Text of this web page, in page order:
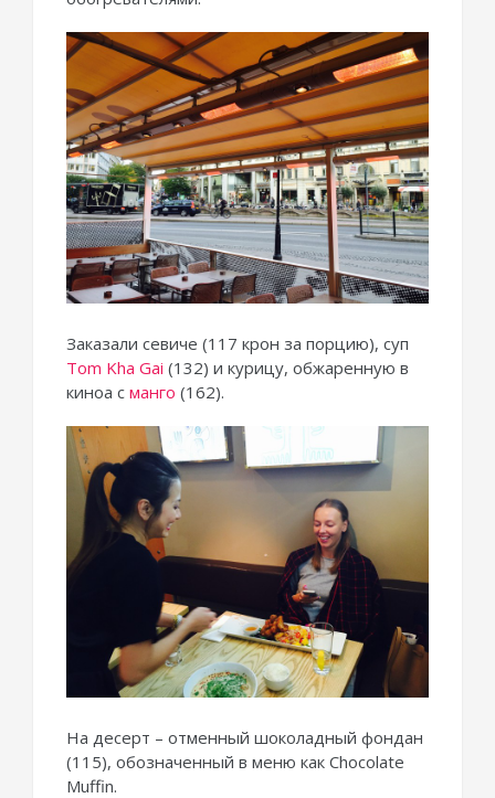
Заказали севиче (117 крон за порцию), суп
Tom Kha Gai (132) и курицу, обжаренную в
киноа с манго (162).
На десерт – отменный шоколадный фондан
(115), обозначенный в меню как Chocolate
Muffin.